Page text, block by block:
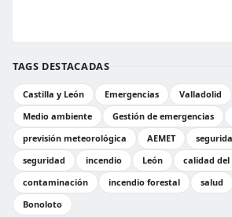
TAGS DESTACADAS
Castilla y León Emergencias Valladolid
Medio ambiente
Gestión de emergencias
previsión meteorológica
AEMET
seguridad
incendio León
calidad del
contaminación
incendio forestal salud
Bonoloto